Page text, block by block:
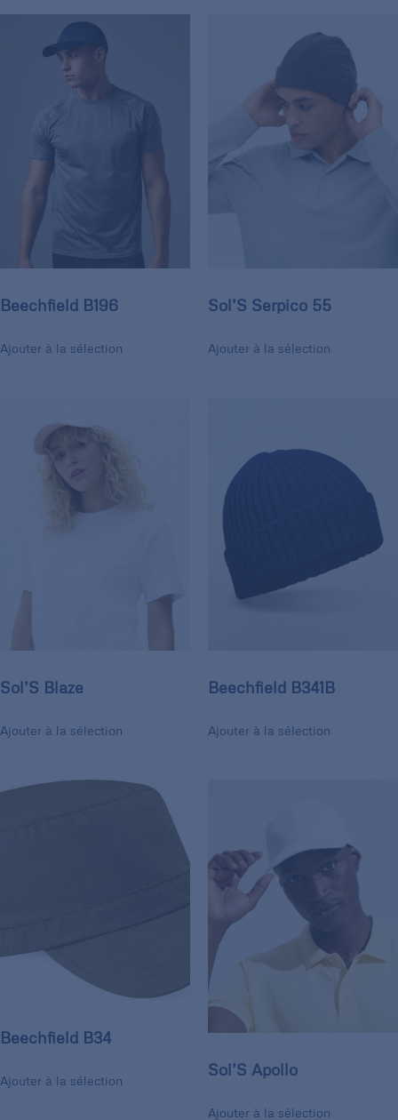
Beechfield B196
Ajouter à la sélection
Sol’S Serpico 55
Ajouter à la sélection
Sol’S Blaze
Ajouter à la sélection
Beechfield B341B
Ajouter à la sélection
Beechfield B34
Ajouter à la sélection
Sol’S Apollo
Ajouter à la sélection